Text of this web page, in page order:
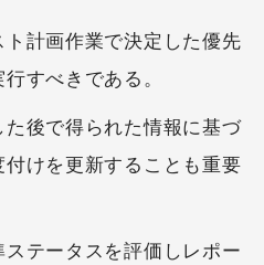
計画作業で決定した優先
すべきである。
後で得られた情報に基づ
けを更新することも重要
テータスを評価しレポー